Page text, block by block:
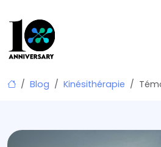
Skip
Blog Kinésithérapie